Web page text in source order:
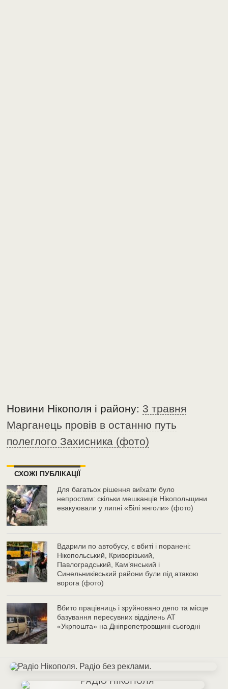
Новини Нікополя і району: 3 травня
Марганець провів в останню путь
полеглого Захисника (фото)
СХОЖІ ПУБЛІКАЦІЇ
Для багатьох рішення виїхати було
непростим: скільки мешканців Нікопольщини
евакуювали у липні «Білі янголи» (фото)
Вдарили по автобусу, є вбиті і поранені:
Нікопольський, Криворізький,
Павлоградський, Кам’янський і
Синельниківський райони були під атакою
ворога (фото)
Вбито працівниць і зруйновано депо та місце
базування пересувних відділень АТ
«Укрпошта» на Дніпропетровщині сьогодні